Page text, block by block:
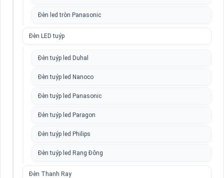
Đèn led tròn Panasonic
Đèn LED tuýp
Đèn tuýp led Duhal
Đèn tuýp led Nanoco
Đèn tuýp led Panasonic
Đèn tuýp led Paragon
Đèn tuýp led Philips
Đèn tuýp led Rạng Đông
Đèn Thanh Ray